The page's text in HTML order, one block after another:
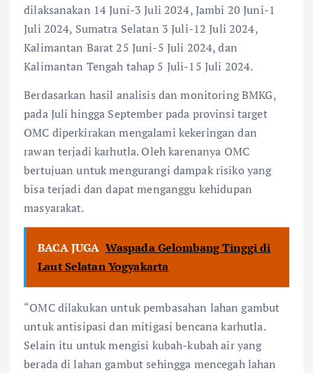
dilaksanakan 14 Juni-3 Juli 2024, Jambi 20 Juni-1
Juli 2024, Sumatra Selatan 3 Juli-12 Juli 2024,
Kalimantan Barat 25 Juni-5 Juli 2024, dan
Kalimantan Tengah tahap 5 Juli-15 Juli 2024.
Berdasarkan hasil analisis dan monitoring BMKG,
pada Juli hingga September pada provinsi target
OMC diperkirakan mengalami kekeringan dan
rawan terjadi karhutla. Oleh karenanya OMC
bertujuan untuk mengurangi dampak risiko yang
bisa terjadi dan dapat menganggu kehidupan
masyarakat.
BACA JUGA Waspada Gelombang Tinggi di
Laut Selatan Yogyakarta
“OMC dilakukan untuk pembasahan lahan gambut
untuk antisipasi dan mitigasi bencana karhutla.
Selain itu untuk mengisi kubah-kubah air yang
berada di lahan gambut sehingga mencegah lahan